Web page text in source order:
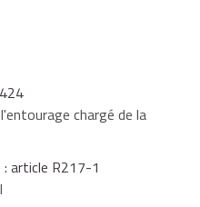
coût de
est requis par le
ordonné par le juge des
personne avec qui le
ou le conseil de famille
des biens gérés ou
le versement d'une
chargé de la
: article R217-1